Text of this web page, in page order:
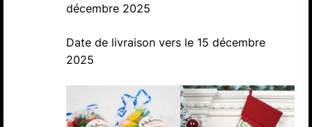
décembre 2025
Date de livraison vers le 15 décembre
2025